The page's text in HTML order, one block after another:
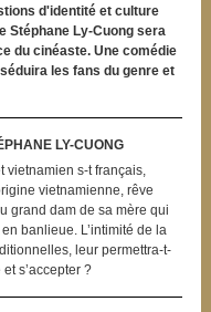
d'identité et culture
Stéphane Ly-Cuong sera
du cinéaste. Une comédie
les fans du genre et
LY-CUONG
vietnamien s-t français,
vietnamienne, rêve
grand dam de sa mère qui
banlieue. L’intimité de la
leur permettra-t-
s’accepter ?